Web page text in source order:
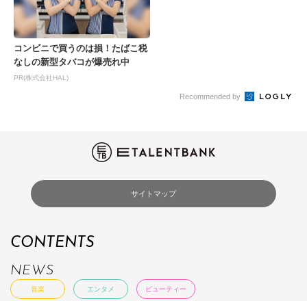
コンビニで買うのは損！たばこ税
なしの新型タバコが爆売れ中
PR(株式会社HAL)
Recommended by
サイトマップ
CONTENTS
NEWS
音楽 エンタメ ビューティー